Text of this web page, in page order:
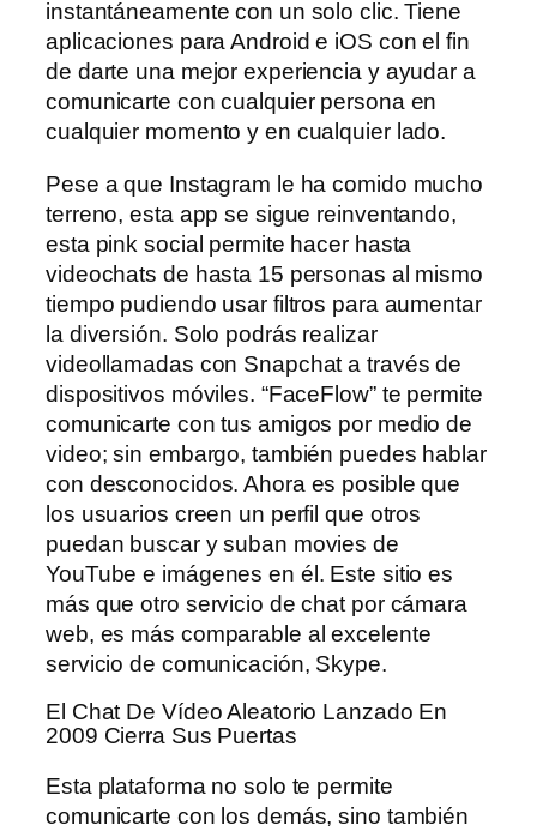
instantáneamente con un solo clic. Tiene
aplicaciones para Android e iOS con el fin
de darte una mejor experiencia y ayudar a
comunicarte con cualquier persona en
cualquier momento y en cualquier lado.
Pese a que Instagram le ha comido mucho
terreno, esta app se sigue reinventando,
esta pink social permite hacer hasta
videochats de hasta 15 personas al mismo
tiempo pudiendo usar filtros para aumentar
la diversión. Solo podrás realizar
videollamadas con Snapchat a través de
dispositivos móviles. “FaceFlow” te permite
comunicarte con tus amigos por medio de
video; sin embargo, también puedes hablar
con desconocidos. Ahora es posible que
los usuarios creen un perfil que otros
puedan buscar y suban movies de
YouTube e imágenes en él. Este sitio es
más que otro servicio de chat por cámara
web, es más comparable al excelente
servicio de comunicación, Skype.
El Chat De Vídeo Aleatorio Lanzado En
2009 Cierra Sus Puertas
Esta plataforma no solo te permite
comunicarte con los demás, sino también